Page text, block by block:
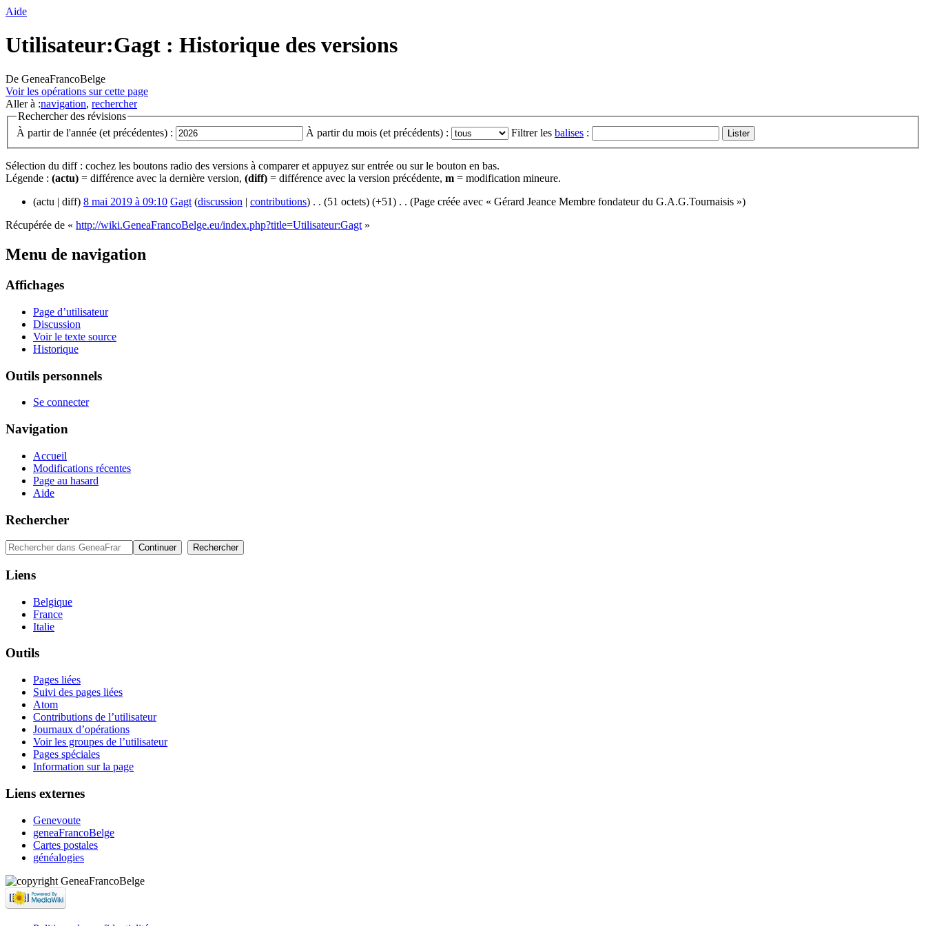
Aide
Utilisateur:Gagt : Historique des versions
De GeneaFrancoBelge
Voir les opérations sur cette page
Aller à :navigation, rechercher
Rechercher des révisions
À partir de l'année (et précédentes) :
À partir du mois (et précédents) : Filtrer les balises :
Sélection du diff : cochez les boutons radio des versions à comparer et appuyez sur entrée ou sur le bouton en bas.
Légende : (actu) = différence avec la dernière version, (diff) = différence avec la version précédente, m = modification mineure.
(actu | diff) 8 mai 2019 à 09:10 Gagt (discussion contributions) . . (51 octets) (+51) . . (Page créée avec « Gérard Jeance Membre fondateur du G.A.G.Tournaisis »)
Récupérée de « http://wiki.GeneaFrancoBelge.eu/index.php?title=Utilisateur:Gagt»
Menu de navigation
Affichages
Page d’utilisateur
Discussion
Voir le texte source
Historique
Outils personnels
Se connecter
Navigation
Accueil
Modifications récentes
Page au hasard
Aide
Rechercher
Liens
Belgique
France
Italie
Outils
Pages liées
Suivi des pages liées
Atom
Contributions de l’utilisateur
Journaux d’opérations
Voir les groupes de l’utilisateur
Pages spéciales
Information sur la page
Liens externes
Genevoute
geneaFrancoBelge
Cartes postales
généalogies